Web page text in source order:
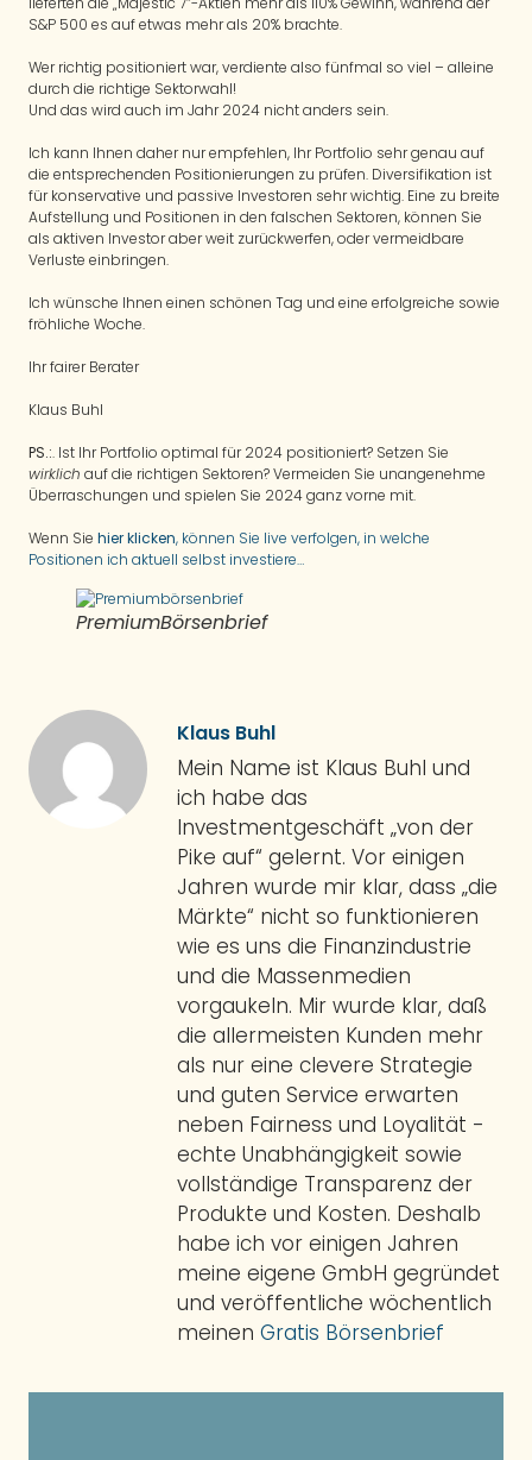
S&P 500 es auf etwas mehr als 20% brachte.
Wer richtig positioniert war, verdiente also fünfmal so viel – alleine
durch die richtige Sektorwahl!
Und das wird auch im Jahr 2024 nicht anders sein.
Ich kann Ihnen daher nur empfehlen, Ihr Portfolio sehr genau auf
die entsprechenden Positionierungen zu prüfen. Diversifikation ist
für konservative und passive Investoren sehr wichtig. Eine zu breite
Aufstellung und Positionen in den falschen Sektoren, können Sie
als aktiven Investor aber weit zurückwerfen, oder vermeidbare
Verluste einbringen.
Ich wünsche Ihnen einen schönen Tag und eine erfolgreiche sowie
fröhliche Woche.
Ihr fairer Berater
Klaus Buhl
PS.:. Ist Ihr Portfolio optimal für 2024 positioniert? Setzen Sie
wirklich auf die richtigen Sektoren? Vermeiden Sie unangenehme
Überraschungen und spielen Sie 2024 ganz vorne mit.
Wenn Sie hier klicken, können Sie live verfolgen, in welche
Positionen ich aktuell selbst investiere…
PremiumBörsenbrief
Klaus Buhl
Mein Name ist Klaus Buhl und
ich habe das
Investmentgeschäft „von der
Pike auf“ gelernt. Vor einigen
Jahren wurde mir klar, dass „die
Märkte“ nicht so funktionieren
wie es uns die Finanzindustrie
und die Massenmedien
vorgaukeln. Mir wurde klar, daß
die allermeisten Kunden mehr
als nur eine clevere Strategie
und guten Service erwarten
neben Fairness und Loyalität -
echte Unabhängigkeit sowie
vollständige Transparenz der
Produkte und Kosten. Deshalb
habe ich vor einigen Jahren
meine eigene GmbH gegründet
und veröffentliche wöchentlich
meinen Gratis Börsenbrief